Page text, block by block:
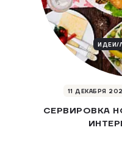
ИДЕИ/
11 ДЕКАБРЯ
СЕРВИРОВКА